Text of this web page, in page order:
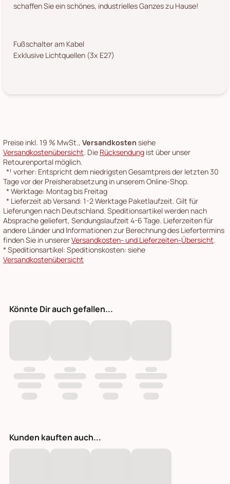
schaffen Sie ein schönes, industrielles Ganzes zu Hause!
Fußschalter am Kabel
Exklusive Lichtquellen (3x E27)
Preise inkl. 19 % MwSt., Versandkosten siehe
Versandkostenübersicht. Die Rücksendung ist über unser
Retourenportal möglich.
*¹ vorher: Entspricht dem niedrigsten Gesamtpreis der letzten 30
Tage vor der Preisherabsetzung in unserem Online-Shop.
*Werktage: Montag bis Freitag
* Lieferzeit ab Versand: 1-2 Werktage Paketlaufzeit. Gilt für
Lieferungen nach Deutschland. Speditionsartikel werden nach
Absprache geliefert, Sendungslaufzeit 4-6 Tage. Lieferzeiten für
andere Länder und Informationen zur Berechnung des Liefertermins
finden Sie in unsererVersandkosten- und Lieferzeiten-Übersicht.
*Speditionsartikel: Speditionskosten: siehe
Versandkostenübersicht
Könnte Dir auch gefallen...
Kunden kauften auch...